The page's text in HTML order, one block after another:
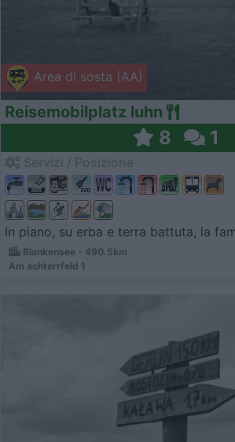
Area di sosta (AA)
Reisemobilplatz luhn
8 1
In piano, su erba e terra battuta, la
Blankensee - 490.5km
Am achterrfeld 1